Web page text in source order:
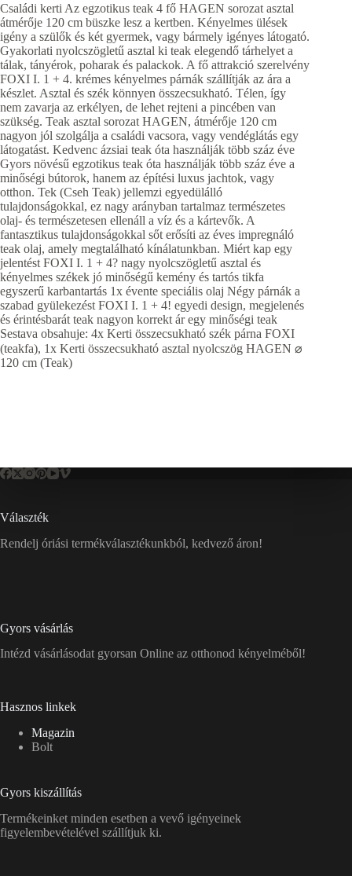
Családi kerti Az egzotikus teak 4 fő HAGEN sorozat asztal
átmérője 120 cm büszke lesz a kertben. Kényelmes ülések
igény a szülők és két gyermek, vagy bármely igényes látogató.
Gyakorlati nyolcszögletű asztal ki teak elegendő tárhelyet a
tálak, tányérok, poharak és palackok. A fő attrakció szerelvény
FOXI I. 1 + 4. krémes kényelmes párnák szállítják az ára a
készlet. Asztal és szék könnyen összecsukható. Télen, így
nem zavarja az erkélyen, de lehet rejteni a pincében van
szükség. Teak asztal sorozat HAGEN, átmérője 120 cm
nagyon jól szolgálja a családi vacsora, vagy vendéglátás egy
látogatást. Kedvenc ázsiai teak óta használják több száz éve
Gyors növésű egzotikus teak óta használják több száz éve a
minőségi bútorok, hanem az építési luxus jachtok, vagy
otthon. Tek (Cseh Teak) jellemzi egyedülálló
tulajdonságokkal, ez nagy arányban tartalmaz természetes
olaj- és természetesen ellenáll a víz és a kártevők. A
fantasztikus tulajdonságokkal sőt erősíti az éves impregnáló
teak olaj, amely megtalálható kínálatunkban. Miért kap egy
jelentést FOXI I. 1 + 4? nagy nyolcszögletű asztal és
kényelmes székek jó minőségű kemény és tartós tikfa
egyszerű karbantartás 1x évente speciális olaj Négy párnák a
szabad gyülekezést FOXI I. 1 + 4! egyedi design, megjelenés
és érintésbarát teak nagyon korrekt ár egy minőségi teak
Sestava obsahuje: 4x Kerti összecsukható szék párna FOXI
(teakfa), 1x Kerti összecsukható asztal nyolcszög HAGEN ⌀
120 cm (Teak)
Választék
Rendelj óriási termékválasztékunkból, kedvező áron!
Gyors vásárlás
Intézd vásárlásodat gyorsan Online az otthonod kényelméből!
Hasznos linkek
Magazin
Bolt
Gyors kiszállítás
Termékeinket minden esetben a vevő igényeinek
figyelembevételével szállítjuk ki.